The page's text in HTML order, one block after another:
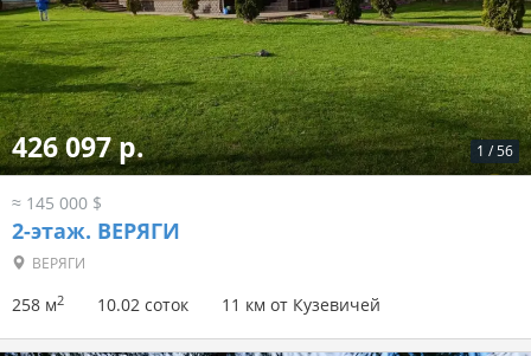
1 /56
426 097 р.
≈ 145 000 $
2-этаж. ВЕРЯГИ
ВЕРЯГИ
258 м2 10.02 соток 11 км от Кузевичей